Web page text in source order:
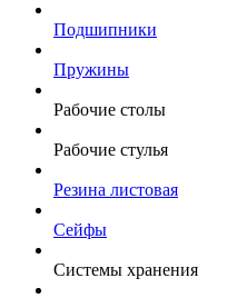
Подшипники
Пружины
Рабочие столы
Рабочие стулья
Резина листовая
Сейфы
Системы хранения